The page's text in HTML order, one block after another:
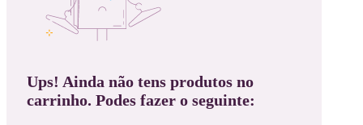
Ups! Ainda não tens produtos no
carrinho. Podes fazer o seguinte: